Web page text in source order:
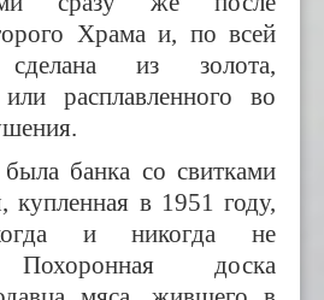
Храма и, по всей
сделана из золота,
или расплавленного во
банка со свитками
купленная в 1951 году,
и никогда не
Похоронная доска